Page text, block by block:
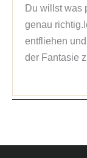
Du willst was
genau
entfliehen
der Fantasie